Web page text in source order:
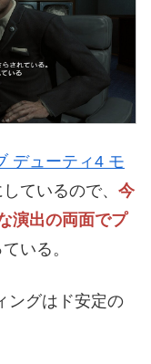
デューティ4 モ
ているので、 今
演出の両面でプ
いる。
ングはド安定の